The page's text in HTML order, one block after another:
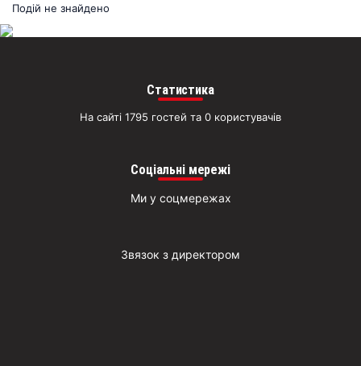
Подій не знайдено
Статистика
На сайті 1795 гостей та 0 користувачів
Соціальні мережі
Ми у соцмережах
Звязок з директором